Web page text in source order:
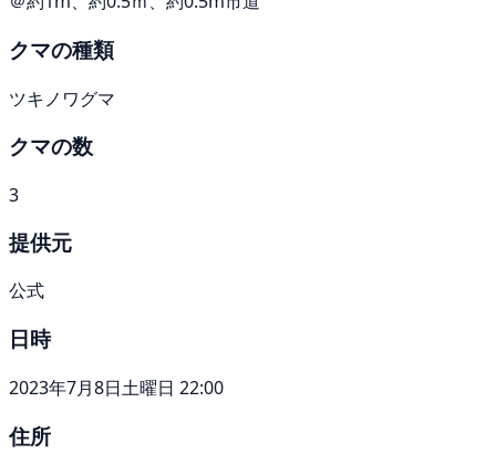
クマの種類
ツキノワグマ
クマの数
3
提供元
公式
日時
2023年7月8日土曜日 22:00
住所